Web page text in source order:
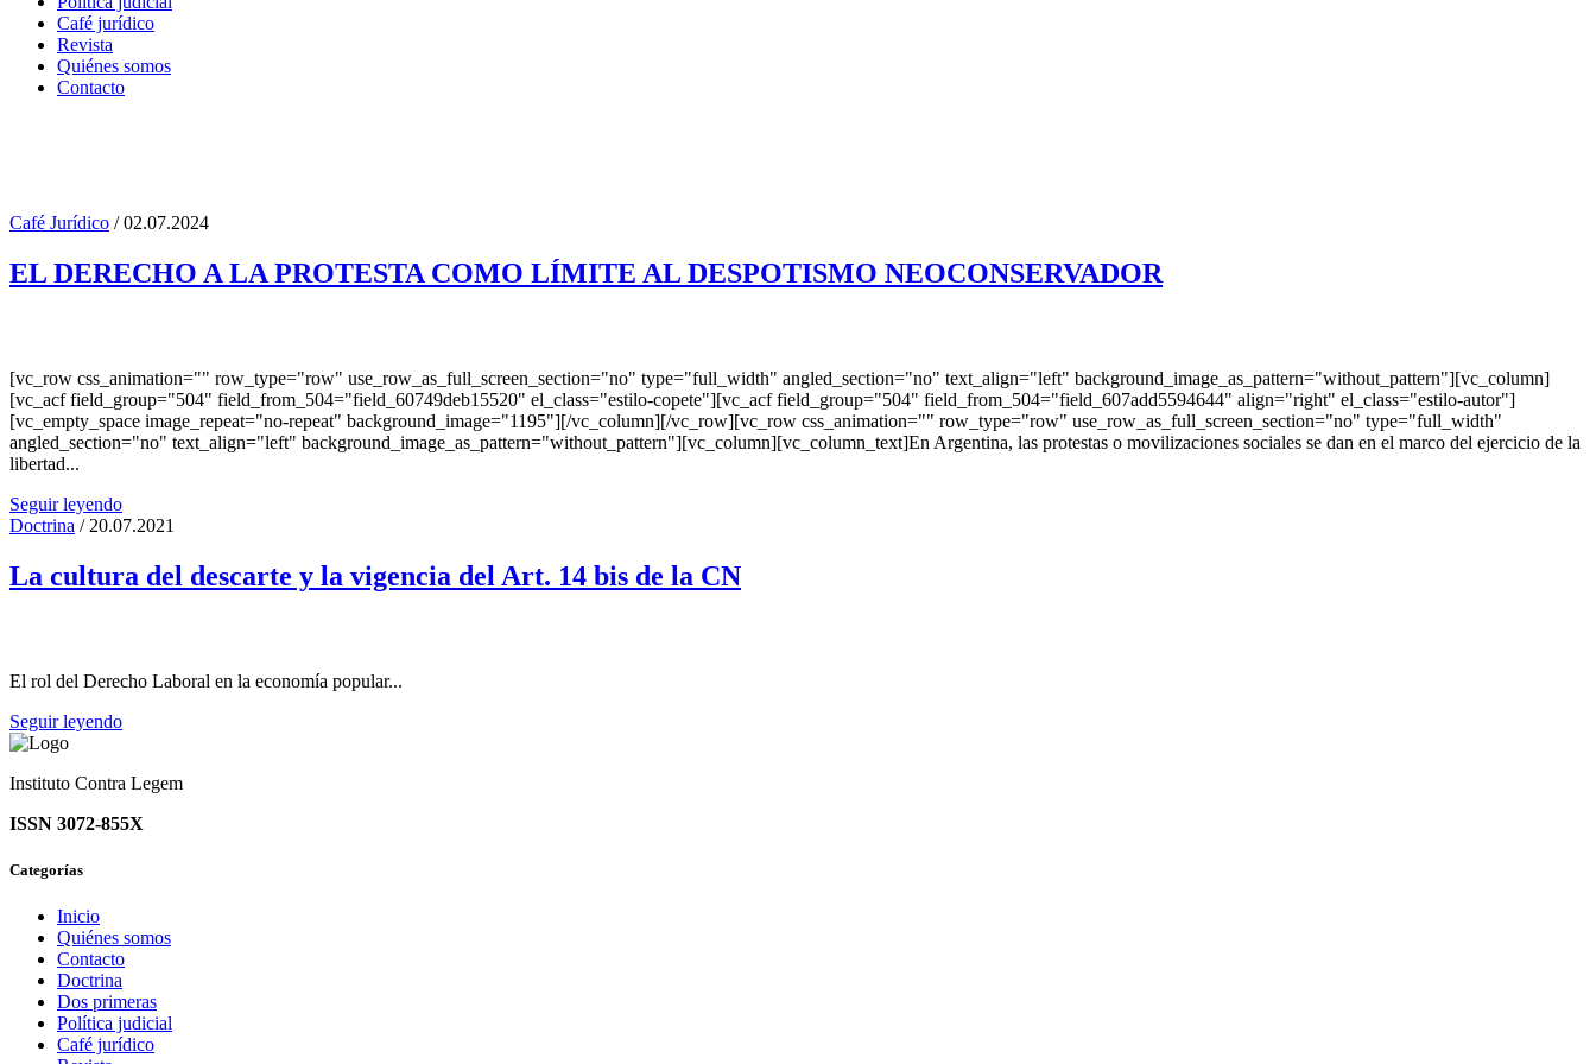
Café jurídico
Revista
Quiénes somos
Contacto
14 bis Tag
Café Jurídico / 02.07.2024
EL DERECHO A LA PROTESTA COMO LÍMITE AL DESPOTISMO NEOCONSERVADOR
[vc_row css_animation="" row_type="row" use_row_as_full_screen_section="no" type="full_width" angled_section="no" text_align="left" background_image_as_pattern="without_pattern"][vc_column]
[vc_acf field_group="504" field_from_504="field_60749deb15520" el_class="estilo-copete"][vc_acf field_group="504" field_from_504="field_607add5594644" align="right" el_class="estilo-autor"]
[vc_empty_space image_repeat="no-repeat" background_image="1195"][/vc_column][/vc_row][vc_row css_animation="" row_type="row" use_row_as_full_screen_section="no" type="full_width"
angled_section="no" text_align="left" background_image_as_pattern="without_pattern"][vc_column][vc_column_text]En Argentina, las protestas o movilizaciones sociales se dan en el marco del ejercicio de la
libertad...
Seguir leyendo
Doctrina / 20.07.2021
La cultura del descarte y la vigencia del Art. 14 bis de la CN
El rol del Derecho Laboral en la economía popular...
Seguir leyendo
Instituto Contra Legem
ISSN 3072-855X
Categorías
Inicio
Quiénes somos
Contacto
Doctrina
Dos primeras
Política judicial
Café jurídico